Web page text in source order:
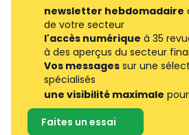
newsletter hebdomadaire
de votre secteur
l'accès numérique à 35
à des aperçus du secteur
Vos messages sur une
spécialisés
une visibilité maximale
Faites un essai